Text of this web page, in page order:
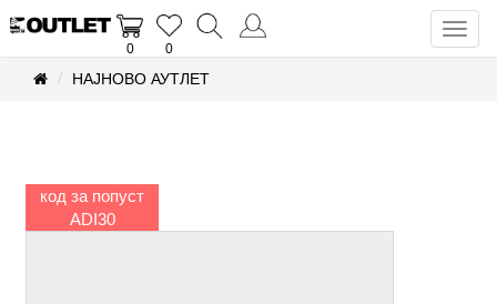
0 0
НАЈНОВО АУТЛЕТ
код за попуст
ADI30